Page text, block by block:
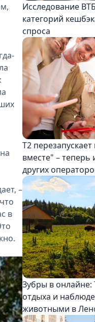
–
в
Исследование
категорий
спроса
Т2
вместе" – теперь
других
Зубры в
отдыха и
животными в